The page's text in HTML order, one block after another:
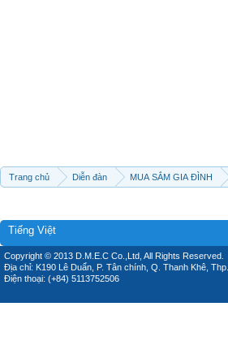
Trang chủ Diễn đàn MUA SẮM GIA ĐÌNH
Tiếng Việt
Copyright © 2013 D.M.E.C Co.,Ltd, All Rights Reserved.
Địa chỉ: K190 Lê Duẩn, P. Tân chính, Q. Thanh Khê,
Điện thoại: (+84) 5113752506